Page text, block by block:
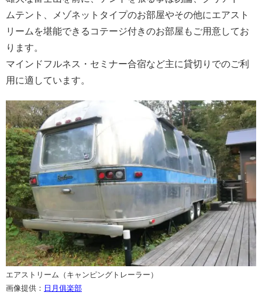
ムテント、メゾネットタイプのお部屋やその他にエアスト
リームを堪能できるコテージ付きのお部屋もご用意してお
ります。
マインドフルネス・セミナー合宿など主に貸切りでのご利
用に適しています。
エアストリーム（キャンピングトレーラー）
画像提供： 日月俱楽部